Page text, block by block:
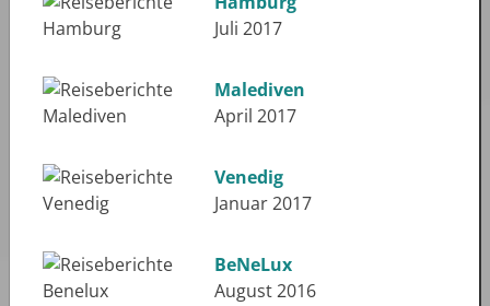
Juli 2017
Malediven
April 2017
Venedig
Januar 2017
BeNeLux
August 2016